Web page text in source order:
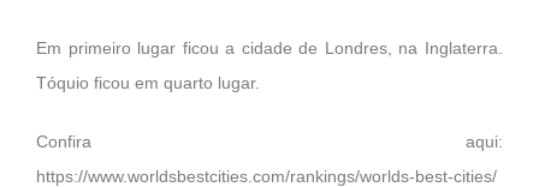
Em primeiro lugar ficou a cidade de Londres, na Inglaterra.
Tóquio ficou em quarto lugar.
Confira aqui:
https://www.worldsbestcities.com/rankings/worlds-best-cities/